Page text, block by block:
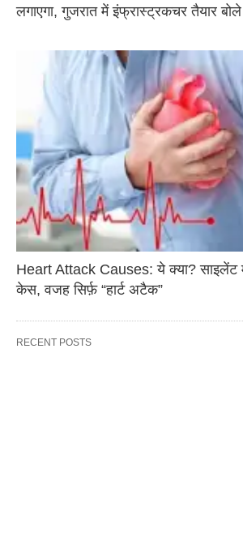
लगाएगा, गुजरात में इंफ्रास्ट्रकचर तैयार
Heart Attack Causes: ये क्या? साइलेंट
केस, वजह सिर्फ़ “हार्ट अटैक”
RECENT POSTS